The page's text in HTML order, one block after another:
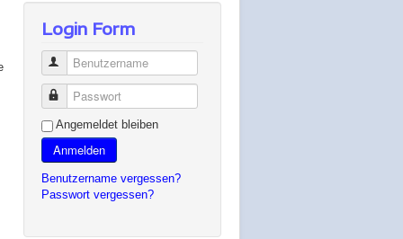
Login Form
Benutzername
Passwort
Angemeldet bleiben
Anmelden
Benutzername vergessen?
Passwort vergessen?